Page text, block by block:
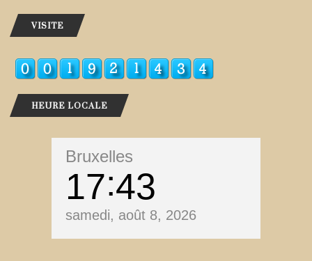
VISITE
HEURE LOCALE
Bruxelles
17 43
samedi, août 8, 2026